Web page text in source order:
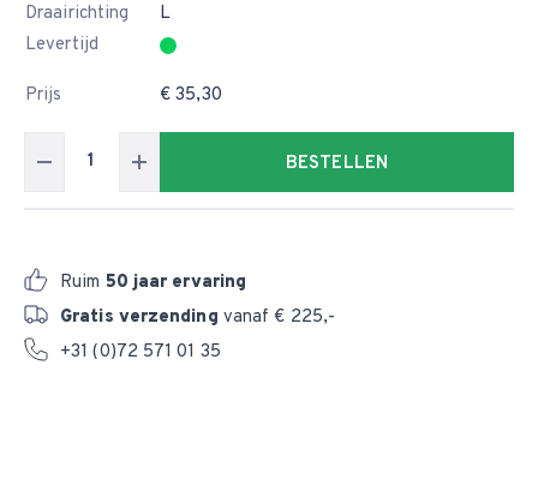
Draairichting
L
Levertijd
Prijs € 35,30
BESTELLEN
Ruim 50 jaar ervaring
Gratis verzending vanaf € 225,-
+31 (0)72 571 01 35